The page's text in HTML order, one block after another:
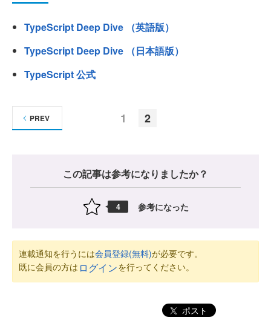
TypeScript Deep Dive （英語版）
TypeScript Deep Dive （日本語版）
TypeScript 公式
1 2
PREV
この記事は参考になりましたか？
4 参考になった
連載通知を行うには会員登録(無料)が必要です。
既に会員の方は ログインを行ってください。
ポスト